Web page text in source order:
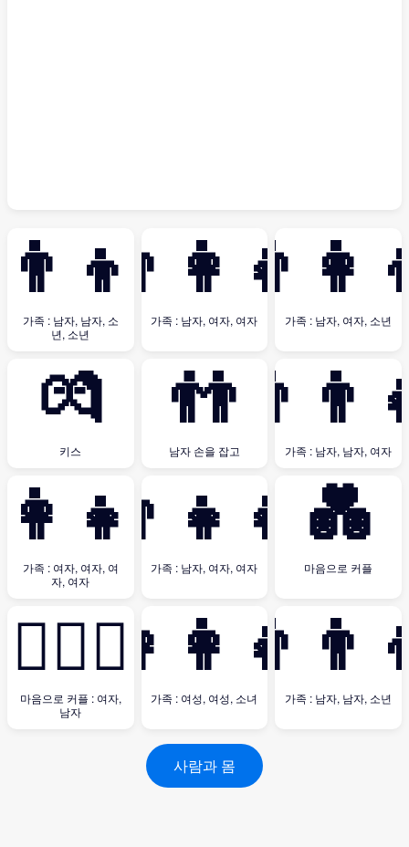
가족 : 남자, 남자, 소
년, 소년
👨‍👩‍👧
가족 : 남자, 여자, 여자 가족 : 남자, 여자, 소년
💏
키스
👬
남자 손을 잡고 가족 : 남자, 남자, 여자
가족 : 여자, 여자, 여
자, 여자
👨‍👧‍👧
가족 : 남자, 여자, 여자
💑
마음으로 커플
👩‍❤️‍👨
마음으로 커플 : 여자,
남자
👩‍👩‍👧
가족 : 여성, 여성, 소녀 가족 : 남자, 남자, 소년
사람과 몸